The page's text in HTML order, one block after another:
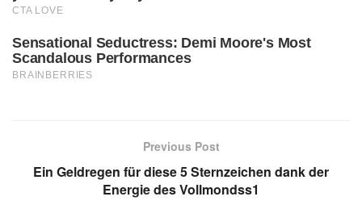
Previous Post
Ein Geldregen für diese 5 Sternzeichen dank der
Energie des Vollmondss1